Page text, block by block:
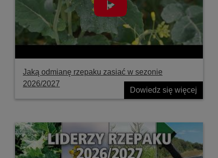
Jaką odmianę rzepaku zasiać w sezonie
2026/2027
Dowiedz się więcej